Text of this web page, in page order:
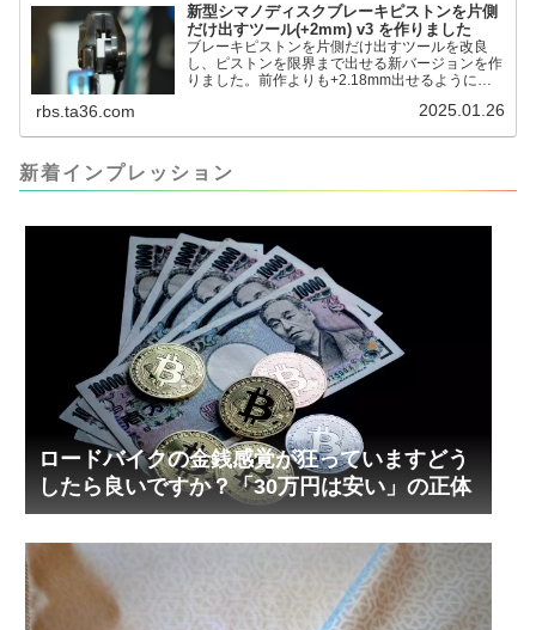
新型シマノディスクブレーキピストンを片側
だけ出すツール(+2mm) v3 を作りました
ブレーキピストンを片側だけ出すツールを改良
し、ピストンを限界まで出せる新バージョンを作
りました。前作よりも+2.18mm出せるようにな
って、オイル漏れするまで試しました。最も安全
ましたが、ギリギリまで攻めてますのでピストン
内部の汚れをさらに掃除できると思います。前作
の...
rbs.ta36.com 2025.01.26
新着インプレッション
ロードバイクの金銭感覚が狂っていますどう
したら良いですか？「30万円は安い」の正体